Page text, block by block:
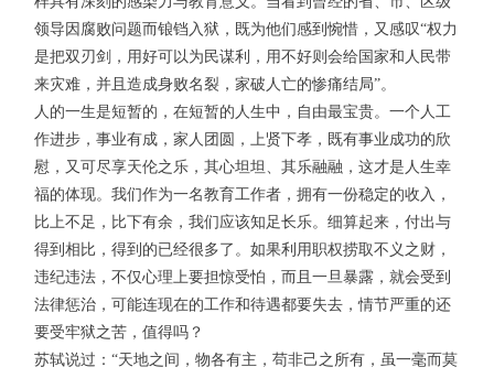
领导因腐败问题而锒铛入狱，既为他们感到惋惜，又感叹“权力
是把双刃剑，用好可以为民谋利，用不好则会给国家和人民带
来灾难，并且造成身败名裂，家破人亡的惨痛结局”。
人的一生是短暂的，在短暂的人生中，自由最宝贵。一个人工
作进步，事业有成，家人团圆，上贤下孝，既有事业成功的欣
慰，又可尽享天伦之乐，其心坦坦、其乐融融，这才是人生幸
福的体现。我们作为一名教育工作者，拥有一份稳定的收入，
比上不足，比下有余，我们应该知足长乐。细算起来，付出与
得到相比，得到的已经很多了。如果利用职权捞取不义之财，
违纪违法，不仅心理上要担惊受怕，而且一旦暴露，就会受到
法律惩治，可能连现在的工作和待遇都要失去，情节严重的还
要受牢狱之苦，值得吗？
苏轼说过：“天地之间，物各有主，苟非己之所有，虽一毫而莫